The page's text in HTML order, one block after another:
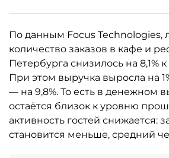
По данным Focus Technologies,
количество заказов в кафе и
Петербурга снизилось на 8,1% к
При этом выручка выросла на
— на 9,8%. То есть в денежном
остаётся близок к уровню
активность гостей снижается:
становится меньше, средний